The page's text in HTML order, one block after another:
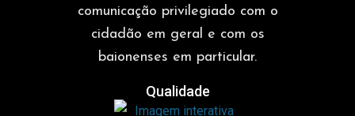
comunicação privilegiado com o
cidadão em geral e com os
baionenses em particular.
Qualidade